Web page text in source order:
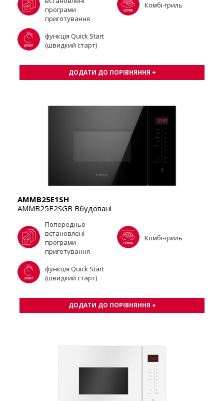
програми
приготування
Комбі-гриль
функція Quick Start
(швидкий старт)
ДОДАТИ ДО ПОРІВНЯННЯ +
AMMB25E1SH
AMMB25E2SGB Вбудовані
Попередньо
встановлені
програми
приготування
Комбі-гриль
функція Quick Start
(швидкий старт)
ДОДАТИ ДО ПОРІВНЯННЯ +